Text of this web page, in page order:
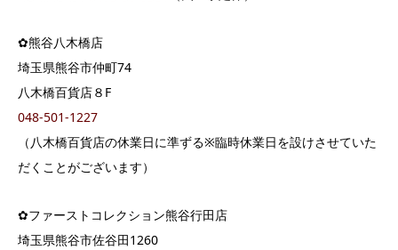
✿熊谷八木橋店
埼玉県熊谷市仲町74
八木橋百貨店８F
048-501-1227
（八木橋百貨店の休業日に準ずる※臨時休業日を設けさせていた
だくことがございます）
✿ファーストコレクション熊谷行田店
埼玉県熊谷市佐谷田1260